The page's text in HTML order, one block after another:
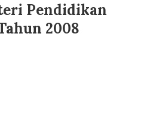
Pendidikan
2008